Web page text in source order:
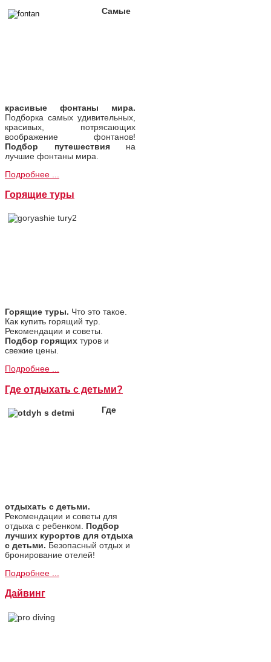
Самые
красивые фонтаны мира.
Подборка самых удивительных,
красивых, потрясающих
воображение фонтанов!
Подбор путешествияна
лучшие фонтаны мира.
Подробнее ...
Горящие туры
Горящие туры. Что это такое.
Как купить горящий тур.
Рекомендации и советы.
Подбор горящих туров и
свежие цены.
Подробнее ...
Где отдыхать с детьми?
Где
отдыхать с детьми.
Рекомендации и советы для
отдыха с ребенком. Подбор
лучших курортов для отдыха
с детьми. Безопасный отдых и
бронирование отелей!
Подробнее ...
Дайвинг